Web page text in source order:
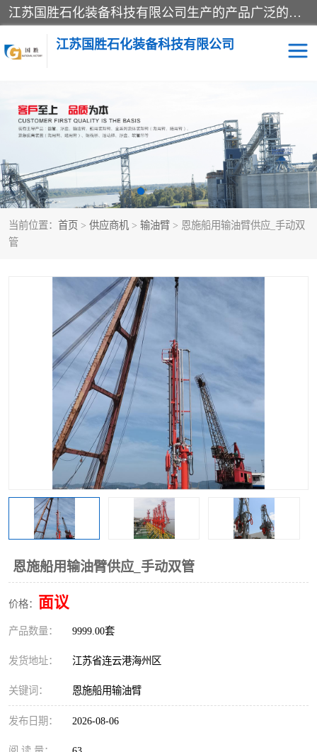
江苏国胜石化装备科技有限公司生产的产品广泛的应用于石油、石化等行业中，产品种类齐全，其中包括装卸鹤管、汽车鹤管、火车鹤管、装车鹤管、卸车鹤管、上装鹤管、下装鹤管、lng鹤管、发油鹤管、液氨鹤管、液化气鹤管等，我们生产的产品质量上乘，价格实惠，服务好，买鹤管就到国胜石化装备！
江苏国胜石化装备科技有限公司
当前位置： 首页 > 供应商机 > 输油臂 > 恩施船用输油臂供应_手动双
管
恩施船用输油臂供应_手动双管
价格： 面议
产品数量： 9999.00套
发货地址： 江苏省连云港海州区
关键词： 恩施船用输油臂
发布日期： 2026-08-06
输油臂 鹤管活动梯